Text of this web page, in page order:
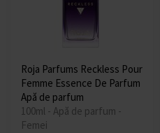
Roja Parfums Reckless Pour
Femme Essence De Parfum
Apă de parfum
100ml - Apă de parfum -
Femei